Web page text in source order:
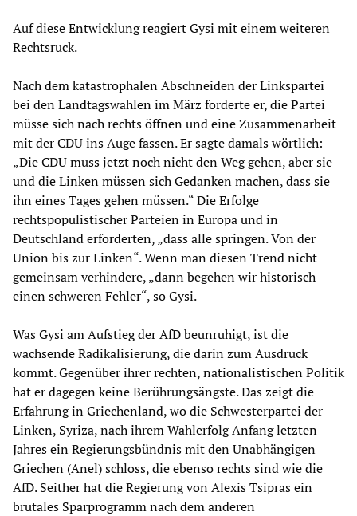
Auf diese Entwicklung reagiert Gysi mit einem weiteren
Rechtsruck.
Nach dem katastrophalen Abschneiden der Linkspartei
bei den Landtagswahlen im März forderte er, die Partei
müsse sich nach rechts öffnen und eine Zusammenarbeit
mit der CDU ins Auge fassen. Er sagte damals wörtlich:
„Die CDU muss jetzt noch nicht den Weg gehen, aber sie
und die Linken müssen sich Gedanken machen, dass sie
ihn eines Tages gehen müssen.“ Die Erfolge
rechtspopulistischer Parteien in Europa und in
Deutschland erforderten, „dass alle springen. Von der
Union bis zur Linken“. Wenn man diesen Trend nicht
gemeinsam verhindere, „dann begehen wir historisch
einen schweren Fehler“, so Gysi.
Was Gysi am Aufstieg der AfD beunruhigt, ist die
wachsende Radikalisierung, die darin zum Ausdruck
kommt. Gegenüber ihrer rechten, nationalistischen Politik
hat er dagegen keine Berührungsängste. Das zeigt die
Erfahrung in Griechenland, wo die Schwesterpartei der
Linken, Syriza, nach ihrem Wahlerfolg Anfang letzten
Jahres ein Regierungsbündnis mit den Unabhängigen
Griechen (Anel) schloss, die ebenso rechts sind wie die
AfD. Seither hat die Regierung von Alexis Tsipras ein
brutales Sparprogramm nach dem anderen